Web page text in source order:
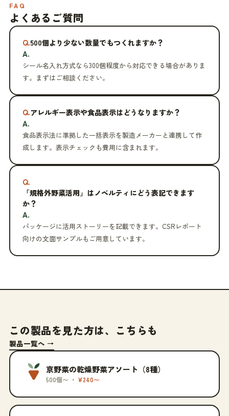
FAQ
よくあるご質問
Q.500個より少ない数量でもつくれますか？
A.
シール名入れ方式なら300個程度から対応できる場合がありま
す。まずはご相談ください。
Q.アレルギー表示や食品表示はどうなりますか？
A.
食品表示法に準拠した一括表示を製造メーカーと連携して作
成します。表示チェックも費用に含まれます。
Q.
「規格外野菜活用」はノベルティにどう表記できます
か？
A.
パッケージに活用ストーリーを記載できます。CSRレポート
向けの文面サンプルもご用意しています。
この製品を見た方は、こちらも
製品一覧へ →
京野菜の乾燥野菜アソート（8種）
500個〜 ・ ¥240〜